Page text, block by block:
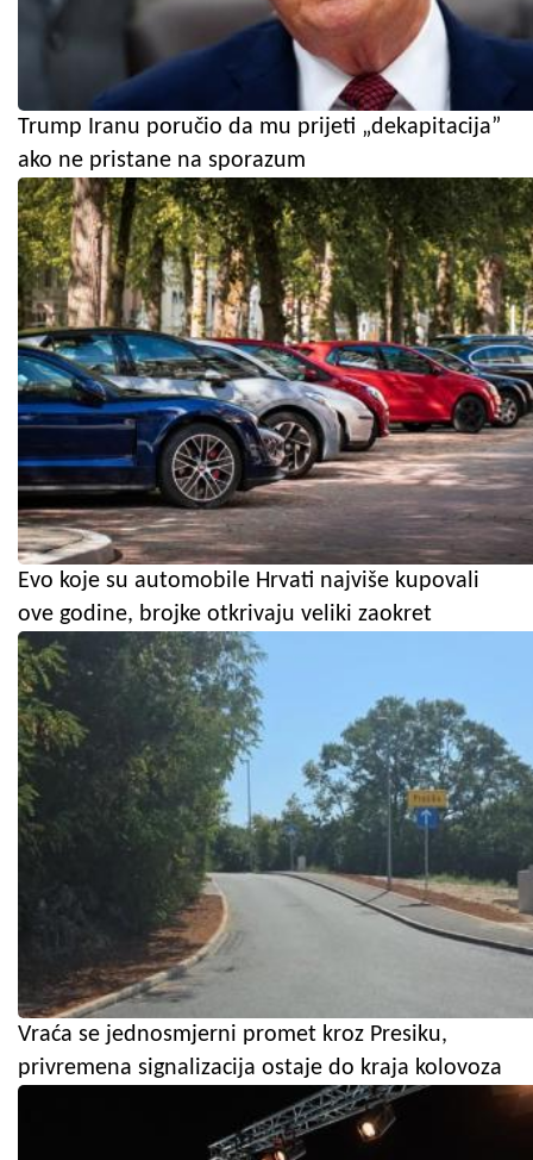
Trump Iranu poručio da mu prijeti „dekapitacija”
ako ne pristane na sporazum
Evo koje su automobile Hrvati najviše kupovali
ove godine, brojke otkrivaju veliki zaokret
Vraća se jednosmjerni promet kroz Presiku,
privremena signalizacija ostaje do kraja kolovoza